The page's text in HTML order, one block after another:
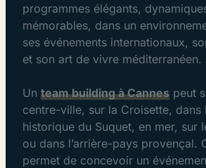
programmes élégants,
mémorables, dans un
ses événements internationaux,
et son art de vivre méditerranéen.
Un team building à Cannes peut
centre-ville, sur la Croisette, dans
historique du Suquet, en mer, sur
ou dans l’arrière-pays provençal.
permet de concevoir un